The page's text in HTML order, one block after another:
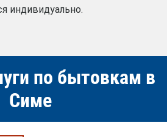
индивидуально.
по бытовкам в
Симе